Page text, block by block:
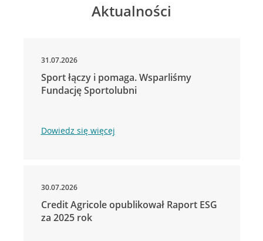
Aktualności
31.07.2026
Sport łączy i pomaga. Wsparliśmy
Fundację Sportolubni
Dowiedz się więcej
30.07.2026
Credit Agricole opublikował Raport ESG
za 2025 rok